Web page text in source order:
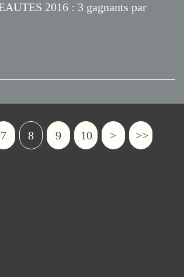
2016 : 3 gagnants par
7 8 9 10 > >>